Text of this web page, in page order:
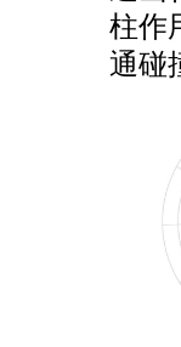
柱作
通碰